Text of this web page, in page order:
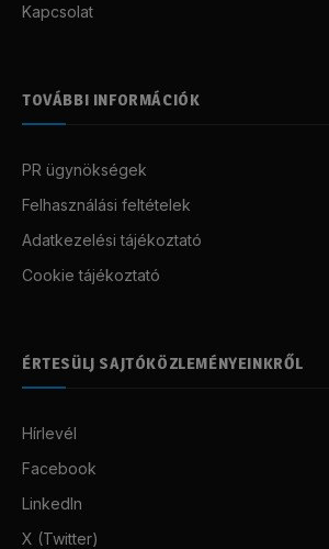
Kapcsolat
TOVÁBBI INFORMÁCIÓK
PR ügynökségek
Felhasználási feltételek
Adatkezelési tájékoztató
Cookie tájékoztató
ÉRTESÜLJ SAJTÓKÖZLEMÉNYEINKRŐL
Hírlevél
Facebook
LinkedIn
X (Twitter)